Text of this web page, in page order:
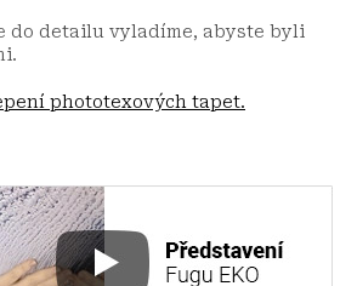
do detailu vyladíme, abyste byli
phototexových tapet.